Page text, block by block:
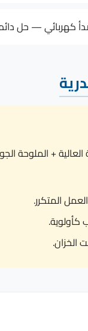
كهربائي — حل
الخزان.